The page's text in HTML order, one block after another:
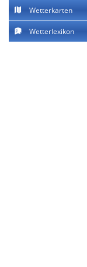
Wetterkarten
Wetterlexikon